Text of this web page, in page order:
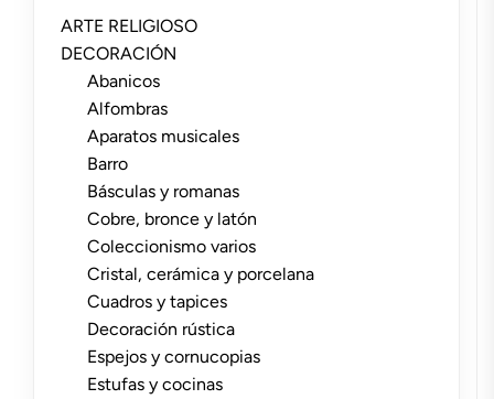
ARTE RELIGIOSO
DECORACIÓN
Abanicos
Alfombras
Aparatos musicales
Barro
Básculas y romanas
Cobre, bronce y latón
Coleccionismo varios
Cristal, cerámica y porcelana
Cuadros y tapices
Decoración rústica
Espejos y cornucopias
Estufas y cocinas